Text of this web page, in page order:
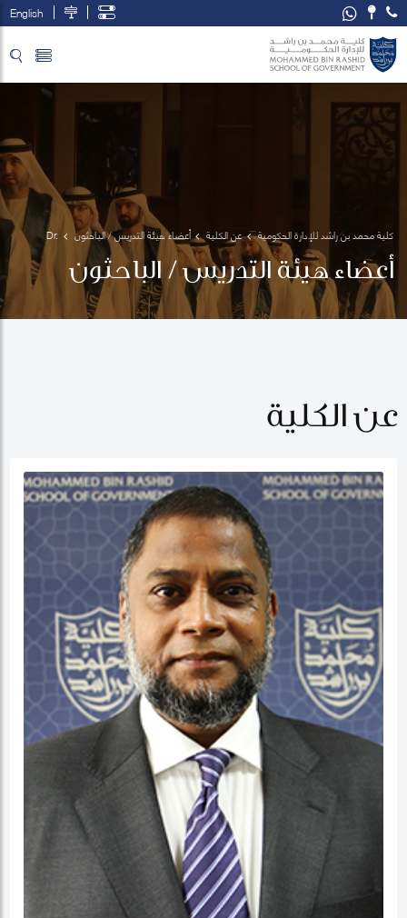
English
كلية محمد بن راشد للإدارة الحكومية عن الكلية أعضاء هيئة التدريس / الباحثون
Dr.
Mohammad
Rahman
أعضاء هيئة التدريس / الباحثون
عن الكلية